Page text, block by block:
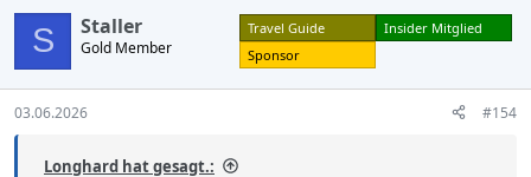
c
o
n
s
:
S Staller
Gold Member
Travel Guide
Insider Mitglied
Sponsor
03.06.2026 #154
Longhard hat gesagt.: